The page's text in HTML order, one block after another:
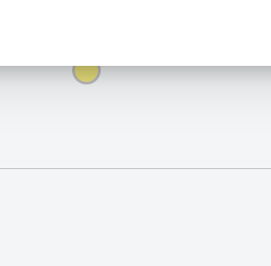
Sultron™ PSU Halbzeuge